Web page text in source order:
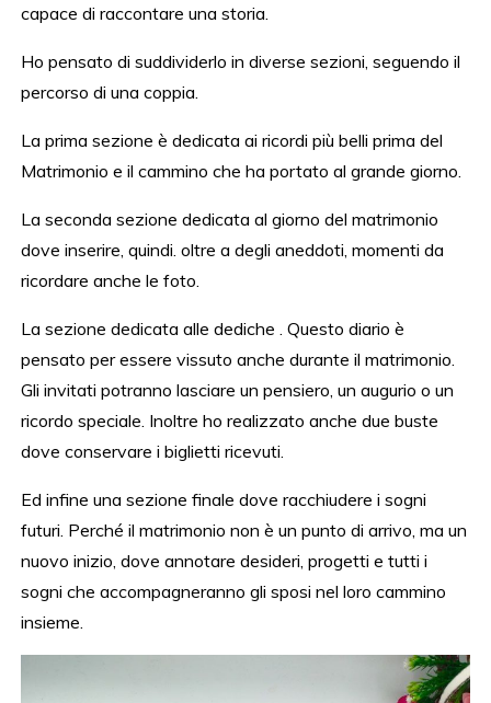
capace di raccontare una storia.
Ho pensato di suddividerlo in diverse sezioni, seguendo il
percorso di una coppia.
La prima sezione è dedicata ai ricordi più belli prima del
Matrimonio e il cammino che ha portato al grande giorno.
La seconda sezione dedicata al giorno del matrimonio
dove inserire, quindi. oltre a degli aneddoti, momenti da
ricordare anche le foto.
La sezione dedicata alle dediche . Questo diario è
pensato per essere vissuto anche durante il matrimonio.
Gli invitati potranno lasciare un pensiero, un augurio o un
ricordo speciale. Inoltre ho realizzato anche due buste
dove conservare i biglietti ricevuti.
Ed infine una sezione finale dove racchiudere i sogni
futuri. Perché il matrimonio non è un punto di arrivo, ma un
nuovo inizio, dove annotare desideri, progetti e tutti i
sogni che accompagneranno gli sposi nel loro cammino
insieme.